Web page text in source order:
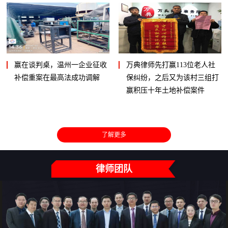
赢在谈判桌，温州一企业征收
补偿重案在最高法成功调解
万典律师先打赢113位老人社
保纠纷，之后又为该村三组打
赢积压十年土地补偿案件
了解更多
律师团队